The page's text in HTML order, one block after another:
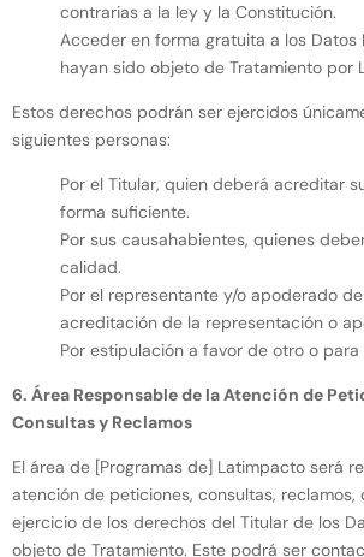
contrarias a la ley y la Constitución.
Acceder en forma gratuita a los Datos
hayan sido objeto de Tratamiento por
Estos derechos podrán ser ejercidos
siguientes personas:
Por el Titular, quien deberá acreditar
forma suficiente.
Por sus causahabientes, quienes
calidad.
Por el representante y/o apoderado
acreditación de la representación o
Por estipulación a favor de otro o para
6. Área Responsable de la Atención de
Consultas y Reclamos
El área de [Programas de] Latimpacto será
atención de peticiones, consultas, reclamos,
ejercicio de los derechos del Titular de los
objeto de Tratamiento. Este podrá ser